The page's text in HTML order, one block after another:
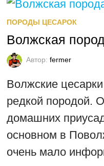
ПОРОДЫ ЦЕСАРОК
Волжская
Автор: fermer
Волжские
редкой породой.
домашних
основном в
очень мало